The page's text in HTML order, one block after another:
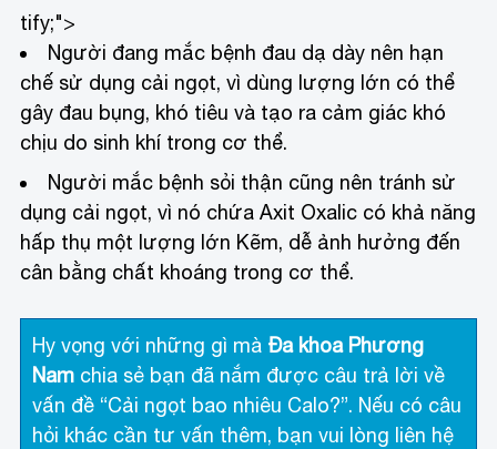
tify;">
Người đang mắc bệnh đau dạ dày nên hạn
chế sử dụng cải ngọt, vì dùng lượng lớn có thể
gây đau bụng, khó tiêu và tạo ra cảm giác khó
chịu do sinh khí trong cơ thể.
Người mắc bệnh sỏi thận cũng nên tránh sử
dụng cải ngọt, vì nó chứa Axit Oxalic có khả năng
hấp thụ một lượng lớn Kẽm, dễ ảnh hưởng đến
cân bằng chất khoáng trong cơ thể.
Hy vọng với những gì mà Đa khoa Phương
Nam chia sẻ bạn đã nắm được câu trả lời về
vấn đề “Cải ngọt bao nhiêu Calo?”. Nếu có câu
hỏi khác cần tư vấn thêm, bạn vui lòng liên hệ